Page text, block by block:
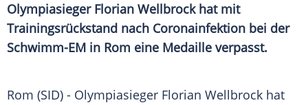
Olympiasieger Florian Wellbrock hat mit
Trainingsrückstand nach Coronainfektion bei der
Schwimm-EM in Rom eine Medaille verpasst.
Rom (SID) - Olympiasieger Florian Wellbrock hat